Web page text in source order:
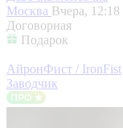
Москва Вчера, 12:18
Договорная
Подарок
АйронФист / IronFist
Заводчик